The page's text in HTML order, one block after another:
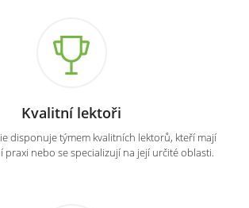
Kvalitní lektoři
disponuje týmem kvalitních lektorů, kteří mají
nebo se specializují na její určité oblasti.